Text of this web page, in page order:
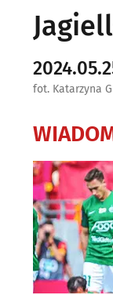
fot. Katarzyna